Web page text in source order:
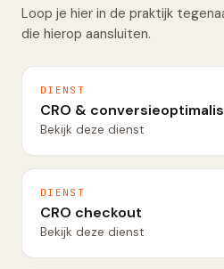
Loop je hier in de praktijk
die hierop aansluiten.
DIENST
CRO &
Bekijk deze dienst
DIENST
CRO checkout
Bekijk deze dienst